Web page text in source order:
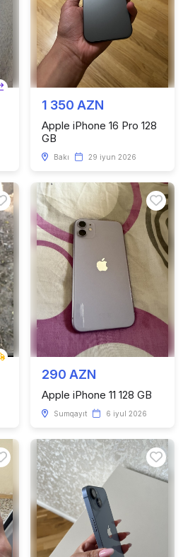
1 350 AZN
Apple iPhone 16 Pro 128
GB
Bakı 29 iyun 2026
290 AZN
Apple iPhone 11 128 GB
Sumqayıt 6 iyul 2026